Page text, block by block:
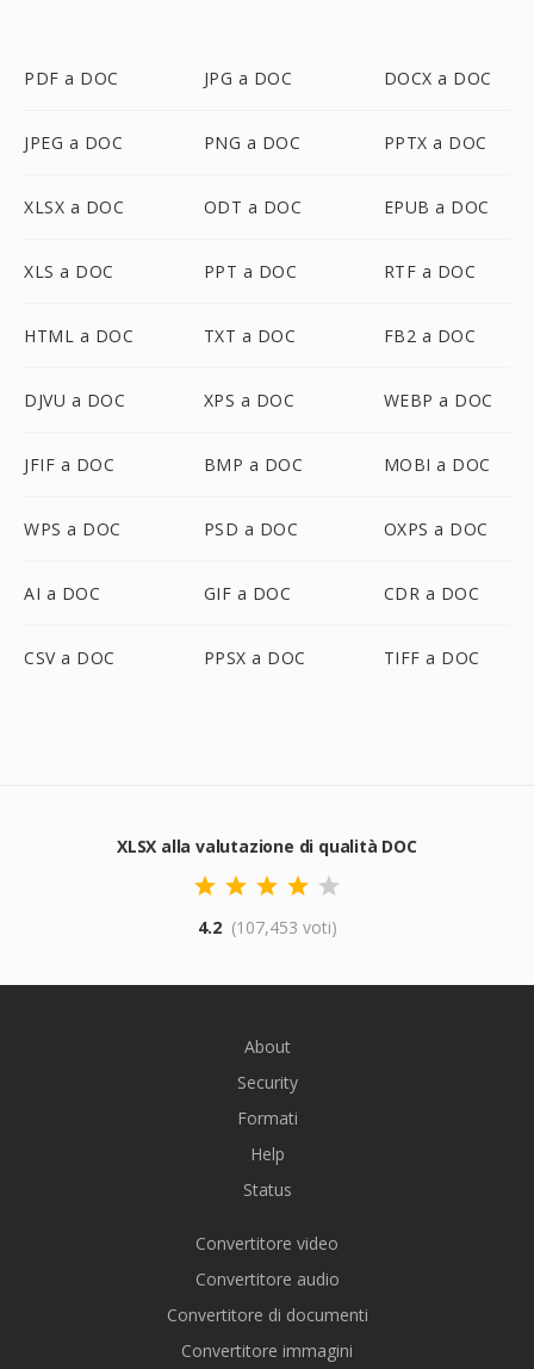
PDF a DOC JPG a DOC DOCX a DOC
JPEG a DOC PNG a DOC PPTX a DOC
XLSX a DOC ODT a DOC EPUB a DOC
XLS a DOC PPT a DOC RTF a DOC
HTML a DOC TXT a DOC FB2 a DOC
DJVU a DOC XPS a DOC WEBP a DOC
JFIF a DOC BMP a DOC MOBI a DOC
WPS a DOC PSD a DOC OXPS a DOC
AI a DOC GIF a DOC CDR a DOC
CSV a DOC PPSX a DOC TIFF a DOC
XLSX alla valutazione di qualità DOC
4.2 (107,453 voti)
About
Security
Formati
Help
Status
Convertitore video
Convertitore audio
Convertitore di documenti
Convertitore immagini